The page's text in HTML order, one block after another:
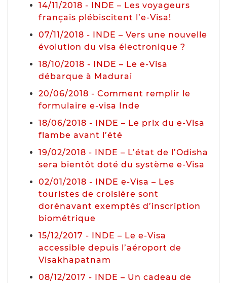
14/11/2018 - INDE – Les voyageurs
français plébiscitent l’e-Visa!
07/11/2018 - INDE – Vers une nouvelle
évolution du visa électronique ?
18/10/2018 - INDE – Le e-Visa
débarque à Madurai
20/06/2018 - Comment remplir le
formulaire e-visa Inde
18/06/2018 - INDE – Le prix du e-Visa
flambe avant l’été
19/02/2018 - INDE – L’état de l’Odisha
sera bientôt doté du système e-Visa
02/01/2018 - INDE e-Visa – Les
touristes de croisière sont
dorénavant exemptés d’inscription
biométrique
15/12/2017 - INDE – Le e-Visa
accessible depuis l’aéroport de
Visakhapatnam
08/12/2017 - INDE – Un cadeau de